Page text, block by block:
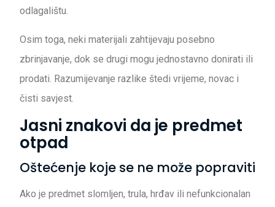
odlagalištu.
Osim toga, neki materijali zahtijevaju posebno
zbrinjavanje, dok se drugi mogu jednostavno donirati ili
prodati. Razumijevanje razlike štedi vrijeme, novac i
čisti savjest.
Jasni znakovi da je predmet
otpad
Oštećenje koje se ne može popraviti
Ako je predmet slomljen, trula, hrđav ili nefunkcionalan